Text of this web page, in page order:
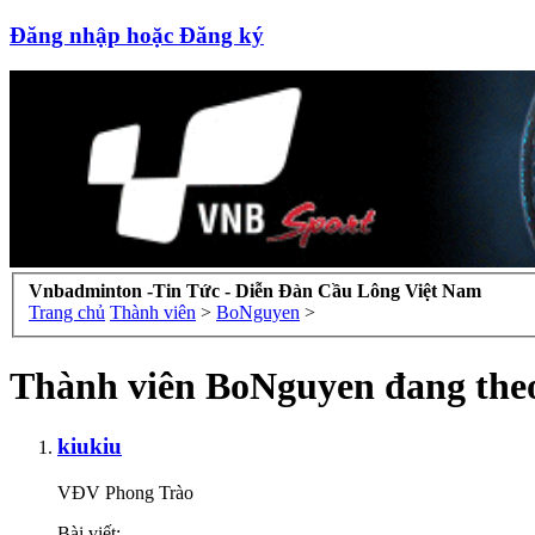
Đăng nhập hoặc Đăng ký
Vnbadminton -Tin Tức - Diễn Đàn Cầu Lông Việt Nam
Trang chủ Thành viên > BoNguyen >
Thành viên BoNguyen đang
kiukiu
VĐV Phong Trào